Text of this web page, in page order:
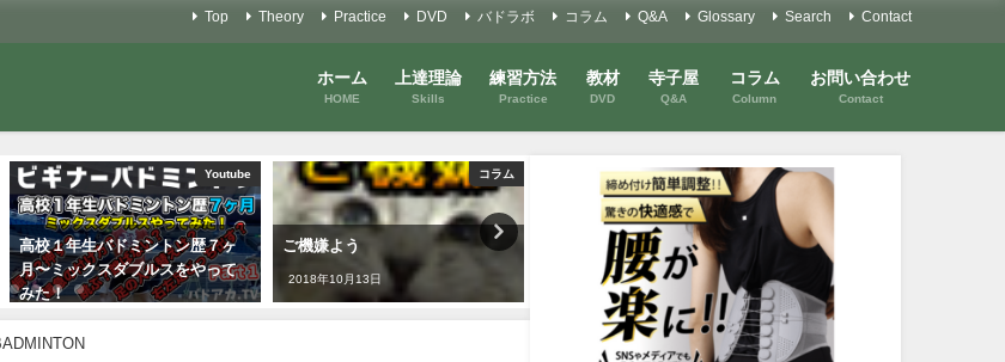
Top Theory Practice DVD バドラボ コラム Q&A Glossary Search Contact
ホーム
HOME
上達理論
Skills
練習方法
Practice
教材
DVD
寺子屋
Q&A
コラム
Column
お問い合わせ
Contact
Youtube
高校１年生バドミントン歴７ヶ
月〜ミックスダブルスをやって
みた！
コラム
ご機嫌よう
2018年10月13日
Youtube
シニア必見！バックハンドでピ
ンチを救え！
2022年8月14日
バドミントンを考えるコラ
#46 「成長」を考える①
2021年7月11日